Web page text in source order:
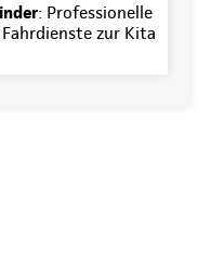
: Professionelle
zur Kita